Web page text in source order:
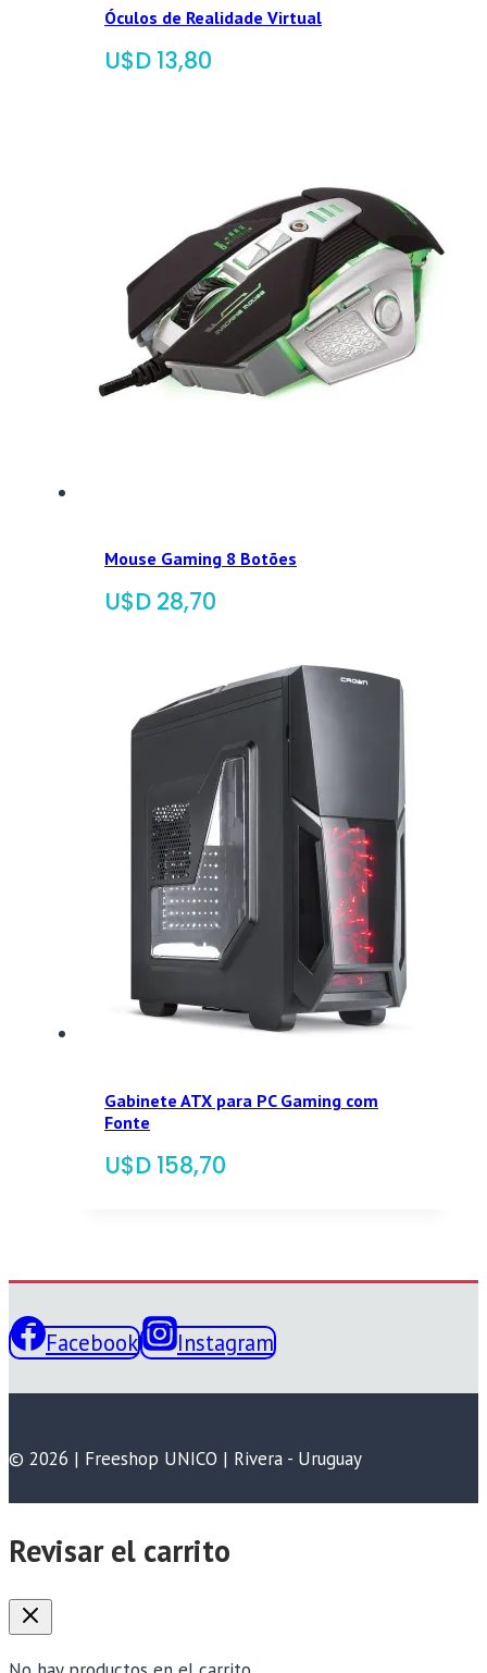
Óculos de Realidade Virtual
$ 13,80
Mouse Gaming 8 Botões
$ 28,70
Gabinete ATX para PC Gaming com
Fonte
$ 158,70
Facebook Instagram
© 2026 | Freeshop UNICO | Rivera - Uruguay
Revisar el carrito